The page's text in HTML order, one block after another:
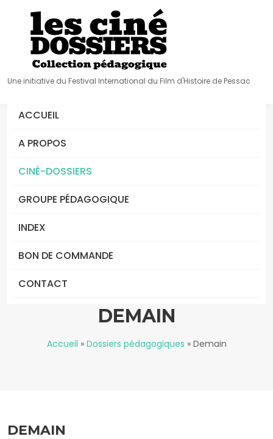
Une initiative du Festival International du Film d'Histoire de Pessac
ACCUEIL
A PROPOS
CINÉ-DOSSIERS
GROUPE PÉDAGOGIQUE
INDEX
BON DE COMMANDE
CONTACT
DEMAIN
Accueil » Dossiers pédagogiques » Demain
DEMAIN